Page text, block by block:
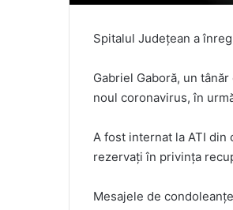
Spitalul Județean a
Gabriel Gaboră, un
noul coronavirus, în
A fost internat la ATI din
rezervați în privința
Mesajele de